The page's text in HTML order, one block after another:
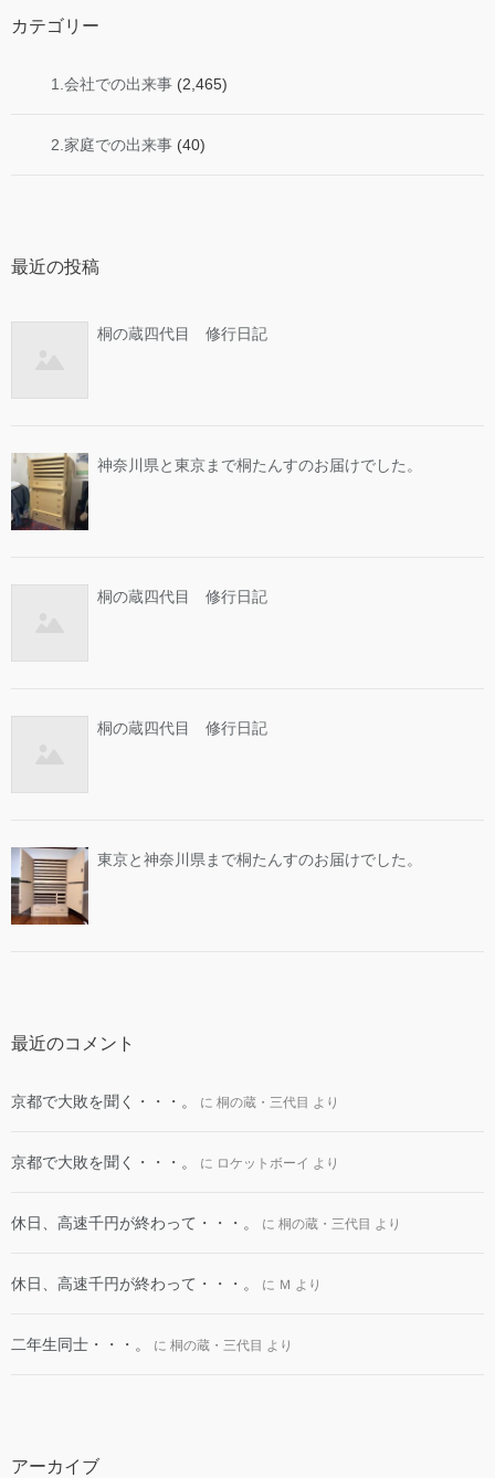
カテゴリー
1.会社での出来事 (2,465)
2.家庭での出来事 (40)
最近の投稿
桐の蔵四代目 修行日記
神奈川県と東京まで桐たんすのお届けでした。
桐の蔵四代目 修行日記
桐の蔵四代目 修行日記
東京と神奈川県まで桐たんすのお届けでした。
最近のコメント
京都で大敗を聞く・・・。 に 桐の蔵・三代目 より
京都で大敗を聞く・・・。 に ロケットボーイ より
休日、高速千円が終わって・・・。 に 桐の蔵・三代目 より
休日、高速千円が終わって・・・。 に Ｍ より
二年生同士・・・。 に 桐の蔵・三代目 より
アーカイブ